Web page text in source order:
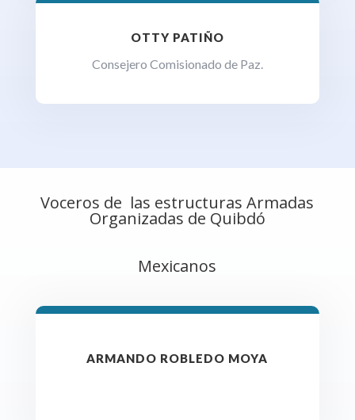
OTTY PATIÑO
Consejero Comisionado de Paz.
Voceros de las estructuras Armadas
Organizadas de Quibdó
Mexicanos
ARMANDO ROBLEDO MOYA